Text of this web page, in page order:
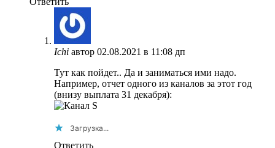
Ichi автор 02.08.2021 в 11:08 дп
Тут как пойдет.. Да и заниматься ими надо.
Например, отчет одного из каналов за этот год
(внизу выплата 31 декабря):
Загрузка...
Ответить